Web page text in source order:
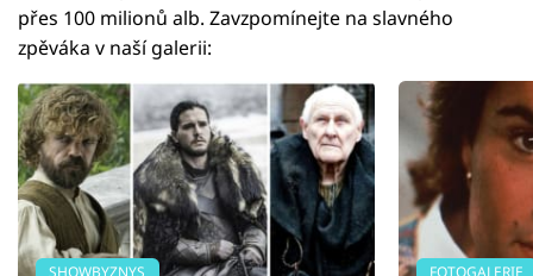
přes 100 milionů alb. Zavzpomínejte na slavného
zpěváka v naší galerii:
SHOWBYZNYS FOTOGALERIE